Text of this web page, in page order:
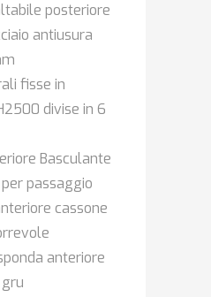
posteriore
antiusura
fisse in
divise in 6
Basculante
passaggio
cassone
anteriore